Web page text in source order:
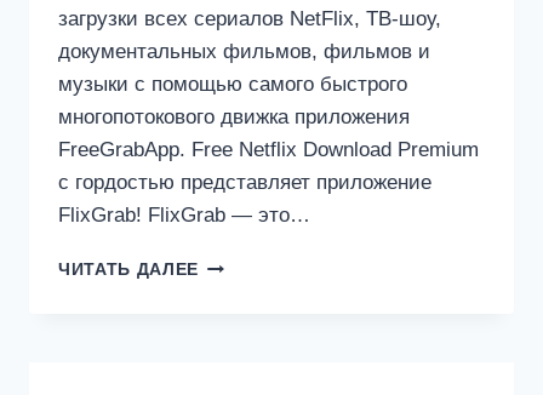
загрузки всех сериалов NetFlix, ТВ-шоу,
документальных фильмов, фильмов и
музыки с помощью самого быстрого
многопотокового движка приложения
FreeGrabApp. Free Netflix Download Premium
с гордостью представляет приложение
FlixGrab! FlixGrab — это…
ЧИТАТЬ ДАЛЕЕ БЕСПЛАТНО